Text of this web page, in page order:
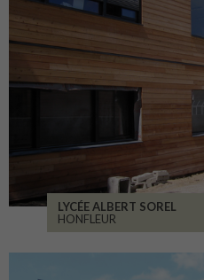
LYCÉE ALBERT SOREL
HONFLEUR